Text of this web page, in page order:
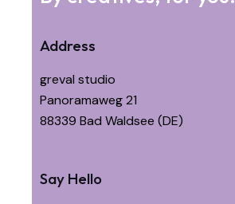
Address
greval studio
Panoramaweg 21
88339 Bad Waldsee (DE)
Say Hello